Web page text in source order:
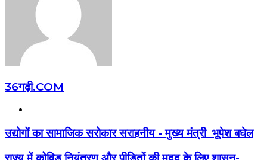
36गढ़ी.COM
उद्योगों का सामाजिक सरोकार सराहनीय - मुख्य मंत्री भूपेश बघेल